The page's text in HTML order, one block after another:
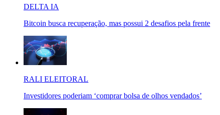
DELTA IA
Bitcoin busca recuperação, mas possui 2 desafios pela frente
RALI ELEITORAL
Investidores poderiam ‘comprar bolsa de olhos vendados’